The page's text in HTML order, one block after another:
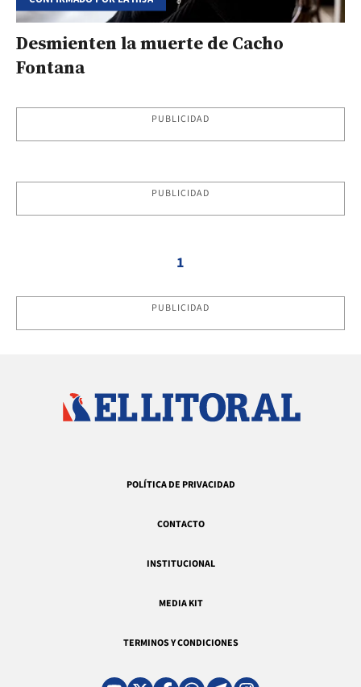
Desmienten la muerte de Cacho
Fontana
PUBLICIDAD
PUBLICIDAD
1
PUBLICIDAD
POLÍTICA DE PRIVACIDAD
CONTACTO
INSTITUCIONAL
MEDIA KIT
TERMINOS Y CONDICIONES